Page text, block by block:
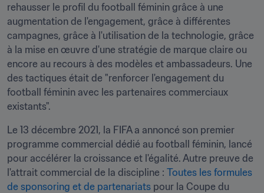
rehausser le profil du football féminin grâce à une
augmentation de l'engagement, grâce à différentes
campagnes, grâce à l'utilisation de la technologie, grâce
à la mise en œuvre d'une stratégie de marque claire ou
encore au recours à des modèles et ambassadeurs. Une
des tactiques était de "renforcer l'engagement du
football féminin avec les partenaires commerciaux
existants".
Le 13 décembre 2021, la FIFA a annoncé son premier
programme commercial dédié au football féminin, lancé
pour accélérer la croissance et l'égalité. Autre preuve de
l'attrait commercial de la discipline : Toutes les formules
de sponsoring et de partenariats pour la Coupe du